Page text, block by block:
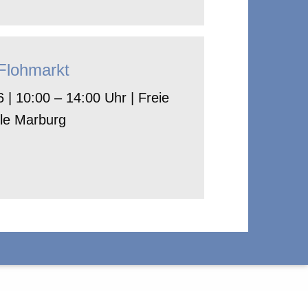
| 10:00 – 14:00 Uhr | Freie
Marburg